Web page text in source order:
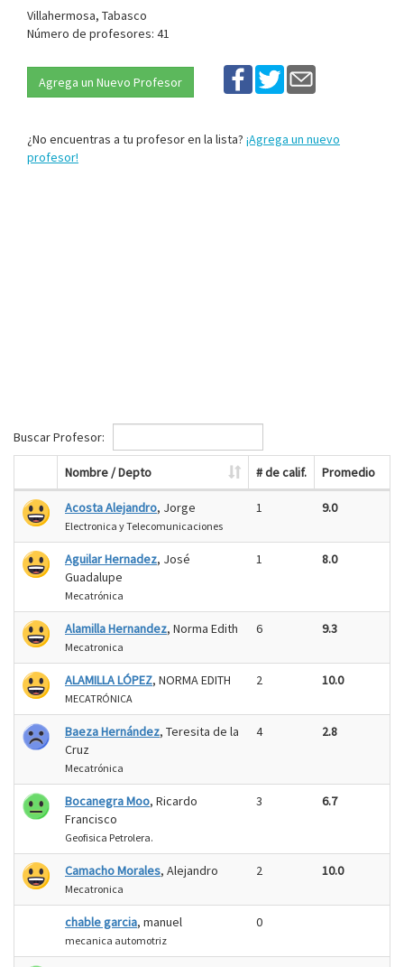
Villahermosa, Tabasco
Número de profesores: 41
Agrega un Nuevo Profesor
¿No encuentras a tu profesor en la lista? ¡Agrega un nuevo
profesor!
Buscar Profesor:
Nombre / Depto # de calif. Promedio
Acosta Alejandro, Jorge
Electronica y Telecomunicaciones
1 9.0
Aguilar Hernadez, José
Guadalupe
Mecatrónica
1 8.0
Alamilla Hernandez, Norma Edith
Mecatronica
6 9.3
ALAMILLA LÓPEZ, NORMA EDITH
MECATRÓNICA
2 10.0
Baeza Hernández, Teresita de la
Cruz
Mecatrónica
4 2.8
Bocanegra Moo, Ricardo
Francisco
Geofisica Petrolera.
3 6.7
Camacho Morales, Alejandro
Mecatronica
2 10.0
chable garcia, manuel
mecanica automotriz
0